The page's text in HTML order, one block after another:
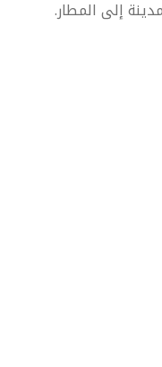
إلى المطار.